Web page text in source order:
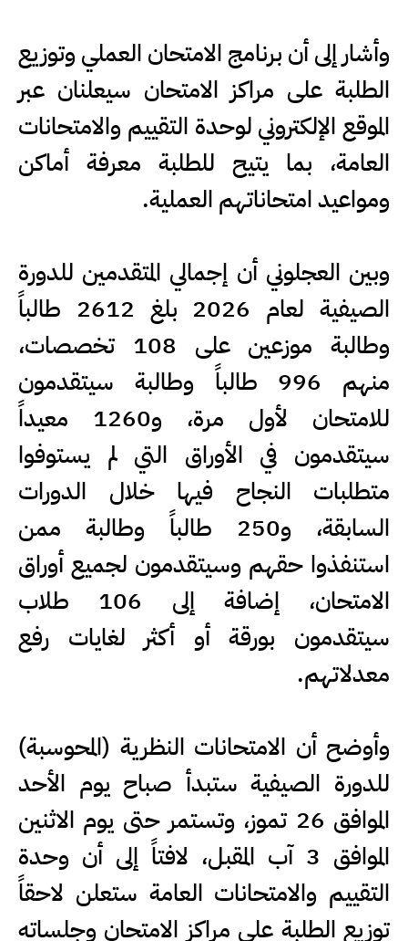
وأشار إلى أن برنامج الامتحان العملي وتوزيع
الطلبة على مراكز الامتحان سيعلنان عبر
الموقع الإلكتروني لوحدة التقييم والامتحانات
العامة، بما يتيح للطلبة معرفة أماكن
ومواعيد امتحاناتهم العملية.
وبين العجلوني أن إجمالي المتقدمين للدورة
الصيفية لعام 2026 بلغ 2612 طالباً
وطالبة موزعين على 108 تخصصات،
منهم 996 طالباً وطالبة سيتقدمون
للامتحان لأول مرة، و1260 معيداً
سيتقدمون في الأوراق التي لم يستوفوا
متطلبات النجاح فيها خلال الدورات
السابقة، و250 طالباً وطالبة ممن
استنفذوا حقهم وسيتقدمون لجميع أوراق
الامتحان، إضافة إلى 106 طلاب
سيتقدمون بورقة أو أكثر لغايات رفع
معدلاتهم.
وأوضح أن الامتحانات النظرية (المحوسبة)
للدورة الصيفية ستبدأ صباح يوم الأحد
الموافق 26 تموز، وتستمر حتى يوم الاثنين
الموافق 3 آب المقبل، لافتاً إلى أن وحدة
التقييم والامتحانات العامة ستعلن لاحقاً
توزيع الطلبة على مراكز الامتحان وجلساته